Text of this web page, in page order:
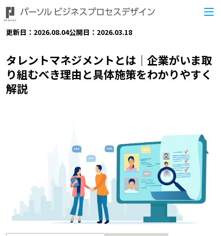
更新日：2026.08.04公開日：2026.03.18
タレントマネジメントとは｜企業がいま取
り組むべき理由と具体施策をわかりやすく
解説